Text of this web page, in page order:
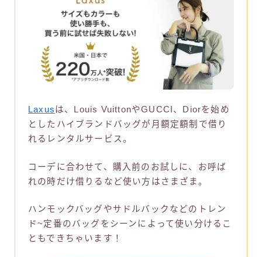
Laxusは、Louis VuittonやGUCCI、Diorを始め
としたハイブランドバッグが月額定額制で借り
れるレンタルサービス。
コーデに合わせて、購入前のお試しに、お呼ば
れの時だけ借りるなど使い方はさまざま。
ハンモックバッグやサドルバックなどのトレン
ド~定番のバッグをシーンによって使い分けるこ
ともできちゃいます！